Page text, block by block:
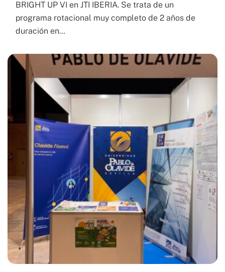
BRIGHT UP VI en JTI IBERIA. Se trata de un
programa rotacional muy completo de 2 años de
duración en…